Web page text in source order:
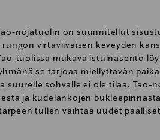
nojatuolin on suunnitellut
rungon virtaviivaisen keveyden
tuolissa mukava istuinasento
se tarjoaa miellyttävän
suurelle sohvalle ei ole tilaa.
ja kudelankojen
tullen vaihtaa uudet